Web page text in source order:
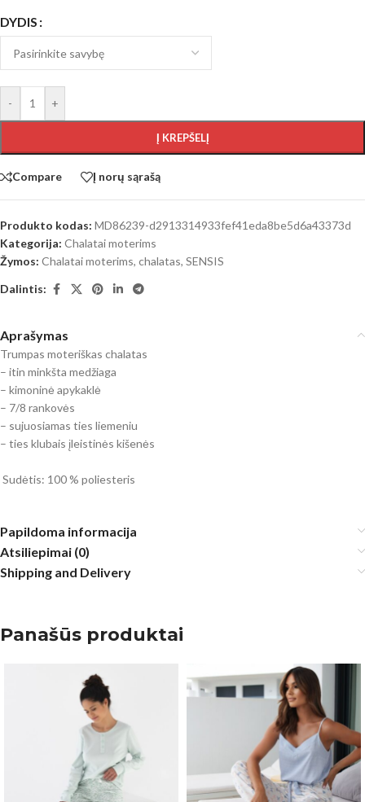
DYDIS
- +
Į KREPŠELĮ
Compare Į norų sąrašą
Produkto kodas: MD86239-d2913314933fef41eda8be5d6a43373d
Kategorija: Chalatai moterims
Žymos: Chalatai moterims, chalatas, SENSIS
Dalintis:
Aprašymas
Trumpas moteriškas chalatas
– itin minkšta medžiaga
– kimoninė apykaklė
– 7/8 rankovės
– sujuosiamas ties liemeniu
– ties klubais įleistinės kišenės
Sudėtis: 100 % poliesteris
Papildoma informacija
Atsiliepimai (0)
Shipping and Delivery
Panašūs produktai